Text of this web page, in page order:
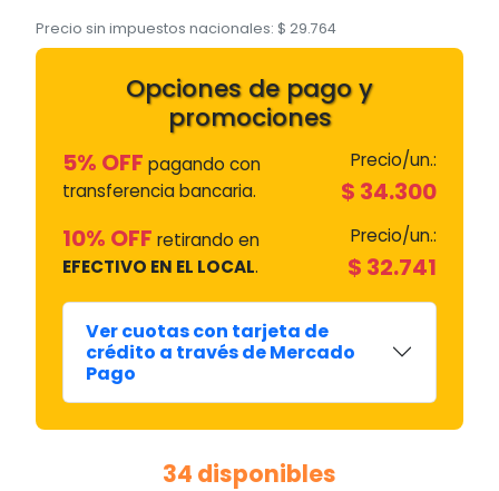
Precio sin impuestos nacionales: $ 29.764
Opciones de pago y
promociones
5% OFF pagando con
transferencia bancaria.
Precio/un.:
$ 34.300
10% OFF retirando en
EFECTIVO EN EL LOCAL.
Precio/un.:
$ 32.741
Ver cuotas con tarjeta de
crédito a través de Mercado
Pago
34 disponibles